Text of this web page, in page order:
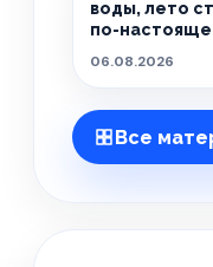
воды, лето
по-
06.08.2026
Все